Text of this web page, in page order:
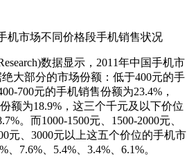
市场不同价格段手机销售状况
数据显示，2011年中国手机市
大部分的市场份额：低于400元的手
700元的手机销售份额为23.4%，
额为18.9%，这三个千元及以下价位
。而1000-1500元、1500-2000元、
元、3000元以上这五个价位的手机市
7.6%、5.4%、3.4%、6.1%。